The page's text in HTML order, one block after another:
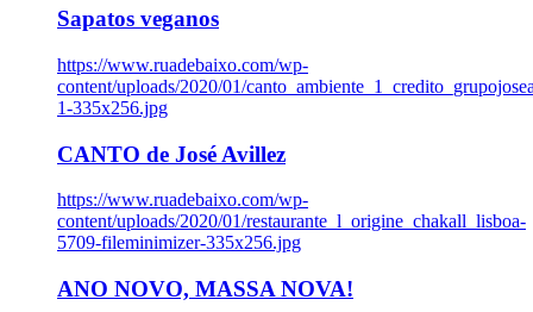
Sapatos veganos
https://www.ruadebaixo.com/wp-
content/uploads/2020/01/
1-335x256.jpg
CANTO de José Avillez
https://www.ruadebaixo.com/wp-
content/uploads/2020/01/restaurante_l_origine_chakall_lisboa-
5709-fileminimizer-335x256.jpg
ANO NOVO, MASSA NOVA!